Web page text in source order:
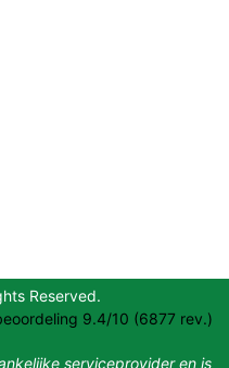
Reserved.
9.4/10 (6877 rev.)
serviceprovider en is